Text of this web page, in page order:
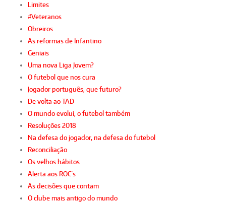
Limites
#Veteranos
Obreiros
As reformas de Infantino
Geniais
Uma nova Liga Jovem?
O futebol que nos cura
Jogador português, que futuro?
De volta ao TAD
O mundo evolui, o futebol também
Resoluções 2018
Na defesa do jogador, na defesa do futebol
Reconciliação
Os velhos hábitos
Alerta aos ROC`s
As decisões que contam
O clube mais antigo do mundo